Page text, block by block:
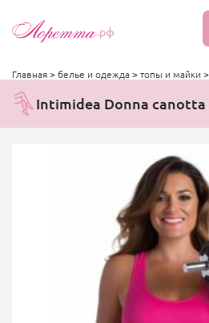
.рф
Главная> белье и одежда> топы и майки >
Intimidea Donna canotta